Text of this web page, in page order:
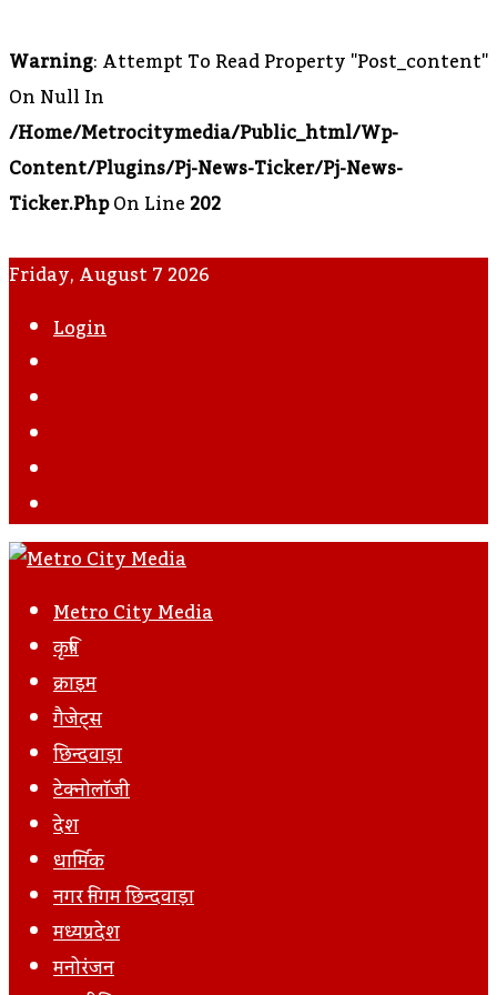
Warning: Attempt To Read Property "post_content"
On Null In
/home/metrocitymedia/public_html/wp-
Content/plugins/pj-News-Ticker/pj-News-
Ticker.phpOn Line202
Friday, August 7 2026
Login
Metro City Media
कृषि
क्राइम
गैजेट्स
छिन्दवाड़ा
टेक्नोलॉजी
देश
धार्मिक
नगर निगम छिन्दवाड़ा
मध्यप्रदेश
मनोरंजन